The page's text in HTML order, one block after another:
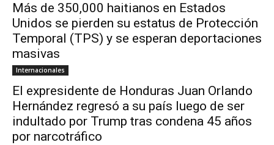
Más de 350,000 haitianos en Estados
Unidos se pierden su estatus de Protección
Temporal (TPS) y se esperan deportaciones
masivas
Internacionales
El expresidente de Honduras Juan Orlando
Hernández regresó a su país luego de ser
indultado por Trump tras condena 45 años
por narcotráfico